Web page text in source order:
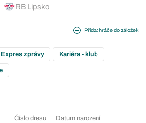
RB Lipsko
Přidat hráče do záložek
Expres zprávy Kariéra - klub
Číslo dresu
Datum narození